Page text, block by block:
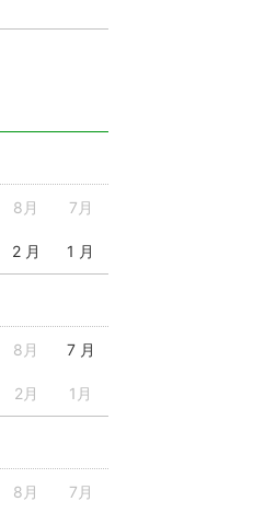
8月 7月
2 月 1 月
8月 7 月
2月 1月
8月 7月